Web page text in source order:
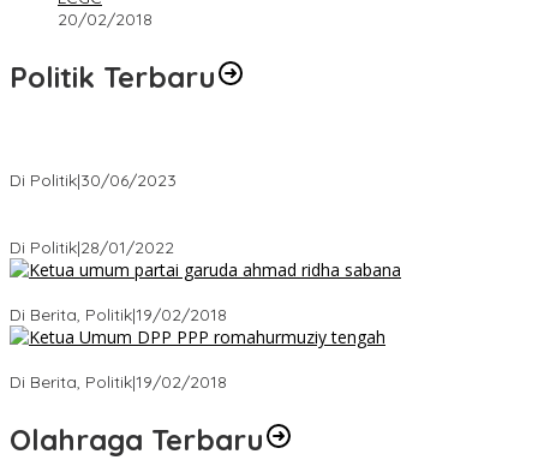
20/02/2018
Politik Terbaru
Di Politik|30/06/2023
Di Politik|28/01/2022
Di Berita, Politik|19/02/2018
Di Berita, Politik|19/02/2018
Olahraga Terbaru